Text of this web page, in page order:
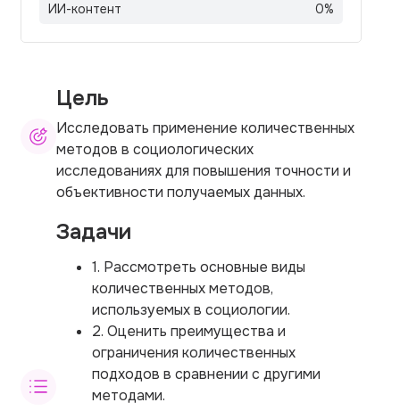
ИИ-контент
0%
Цель
Исследовать применение количественных
методов в социологических
исследованиях для повышения точности и
объективности получаемых данных.
Задачи
1. Рассмотреть основные виды
количественных методов,
используемых в социологии.
2. Оценить преимущества и
ограничения количественных
подходов в сравнении с другими
методами.